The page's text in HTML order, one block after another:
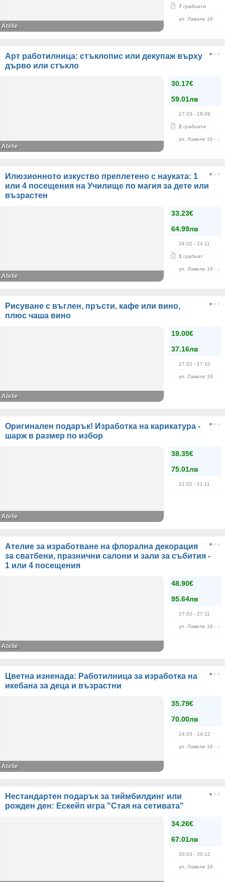
7 грабнати
ул. Лавале 16
Atelie
Арт работилница: стъклопис или декупаж върху
дърво или стъкло
30.17€
59.01лв
17.03 - 19.09
2 грабнати
ул. Лавеле 16 - в
Atelie
Илюзионното изкуство преплетено с науката: 1
или 4 посещения на Училище по магия за дете или
възрастен
33.23€
64.99лв
24.02 - 24.11
1 грабнат
ул. Лавеле 16 - в
Atelie
Рисуване с въглен, пръсти, кафе или вино,
плюс чаша вино
19.00€
37.16лв
17.02 - 17.10
ул. Лавеле 16
Atelie
Оригинален подарък! Изработка на карикатура -
шарж в размер по избор
38.35€
75.01лв
21.02 - 21.11
Atelie
Ателие за изработване на флорална декорация
за сватбени, празнични салони и зали за събития -
1 или 4 посещения
48.90€
95.64лв
27.02 - 27.11
ул. Лавеле 16 - в
Atelie
Цветна изненада: Работилница за изработка на
икебана за деца и възрастни
35.79€
70.00лв
14.03 - 14.12
ул. Лавеле 16 - в
Atelie
Нестандартен подарък за тиймбилдинг или
рожден ден: Ескейп игра "Стая на сетивата"
34.26€
67.01лв
20.03 - 20.12
ул. Лавеле 16